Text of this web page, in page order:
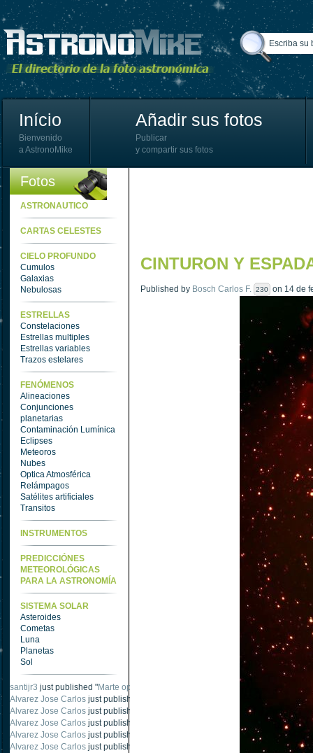
Início
Bienvenido
a AstronoMike
Añadir sus fotos
Publicar
y compartir sus fotos
Fotos
ASTRONAUTICO
CARTAS CELESTES
CIELO PROFUNDO
Cumulos
Galaxias
Nebulosas
ESTRELLAS
Constelaciones
Estrellas multiples
Estrellas variables
Trazos estelares
FENÓMENOS
Alineaciones
Conjunciones
planetarias
Contaminación Lumínica
Eclipses
Meteoros
Nubes
Optica Atmosférica
Relámpagos
Satélites artificiales
Transitos
INSTRUMENTOS
PREDICCIÓNES
METEOROLÓGICAS
PARA LA ASTRONOMÍA
SISTEMA SOLAR
Asteroides
Cometas
Luna
Planetas
Sol
santijr3 just published "Marte oposición 2020
Alvarez Jose Carlos just published "
Alvarez Jose Carlos just published "
Alvarez Jose Carlos just published " Oposición Marte 30 de octubre 2020".
Alvarez Jose Carlos just published " Oposición Marte 28 Octubre 2020
Alvarez Jose Carlos just published " Marte oposición octubre 2020 vs NASA ".
CINTURON Y
Published by Bosch Carlos F. 230 on 14 de